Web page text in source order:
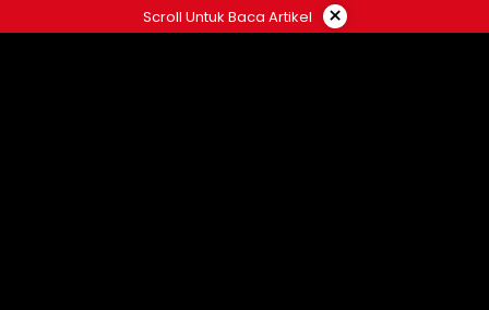
ke
Scroll Untuk Baca Artikel ×